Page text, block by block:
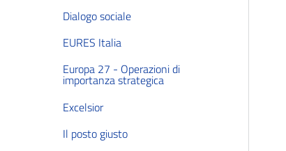
Dialogo sociale
EURES Italia
Europa 27 - Operazioni di
importanza strategica
Excelsior
Il posto giusto